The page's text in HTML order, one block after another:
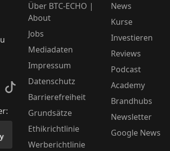
TikTok
herunter
App im PlayStore herunter
Über BTC-ECHO |
About
Jobs
Mediadaten
Impressum
Datenschutz
Barrierefreiheit
Grundsätze
Ethikrichtlinie
Werberichtlinie
News
Kurse
Investieren
Reviews
Podcast
Academy
Brandhubs
Newsletter
Google News